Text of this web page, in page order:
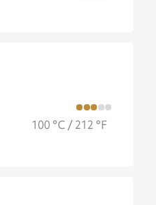
100 °C / 212 °F